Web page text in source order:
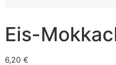
Eis-
6,20 €